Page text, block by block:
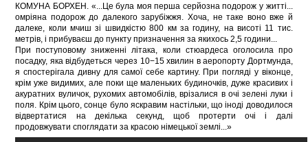
КОМУНА БОРХЕН. «...Це була моя перша серйозна подорож у житті...
омріяна подорож до далекого зарубіжжя. Хоча, не таке воно вже й
далеке, коли мчиш зі швидкістю 800 км за годину, на висоті 11 тис.
метрів, і прибуваєш до пункту призначення за якихось 2,5 години...
При поступовому зниженні літака, коли стюардеса оголосила про
посадку, яка відбудеться через 10−15 хвилин в аеропорту Дортмунда,
я спостерігала дивну для самої себе картину. При погляді у віконце,
крім уже видимих, але поки ще маленьких будиночків, дуже красивих і
акуратних вуличок, рухомих автомобілів, врізалися в очі зелені луки і
поля. Крім цього, сонце було яскравим настільки, що іноді доводилося
відвертатися на декілька секунд, щоб протерти очі і далі
продовжувати споглядати за красою німецької землі...»